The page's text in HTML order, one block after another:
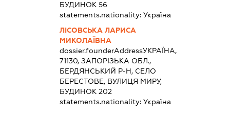
БУДИНОК 56
statements.nationality:Україна
ЛІСОВСЬКА ЛАРИСА
МИКОЛАЇВНА
dossier.founderAddressУКРАЇНА,
71130, ЗАПОРІЗЬКА ОБЛ.,
БЕРДЯНСЬКИЙ Р-Н, СЕЛО
БЕРЕСТОВЕ, ВУЛИЦЯ МИРУ,
БУДИНОК 202
statements.nationality:Україна